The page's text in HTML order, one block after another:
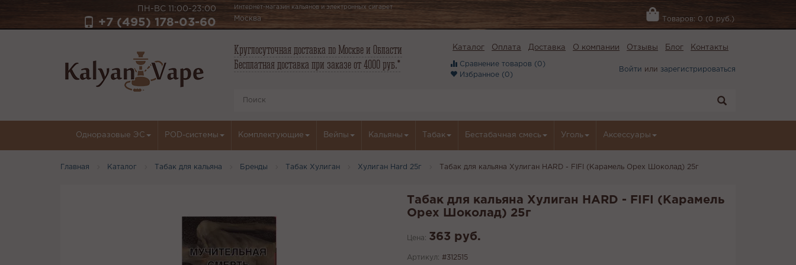
ПН-ВС 11:00-23:00
+7 (495) 178-03-60
Интернет-магазин кальянов и электронных сигарет
Москва Товаров: 0 (0 руб.)
Круглосуточная доставка по Москве и Области
Бесплатная доставка при заказе от 4000 руб.*
Каталог Оплата Доставка О компании Отзывы Блог Контакты
Сравнение товаров (0)
Избранное (0)
Войти или зарегистрироваться
Одноразовые ЭС POD-системы Комплектующие Вейпы Кальяны Табак Бестабачная смесь Уголь Аксессуары
Главная Каталог Табак для кальяна Бренды Табак Хулиган Хулиган Hard 25г Табак для кальяна Хулиган HARD - FIFI (Карамель Орех Шоколад) 25г
Табак для кальяна Хулиган HARD - FIFI (Карамель
Орех Шоколад) 25г
Цена: 363 руб.
Артикул: #312515